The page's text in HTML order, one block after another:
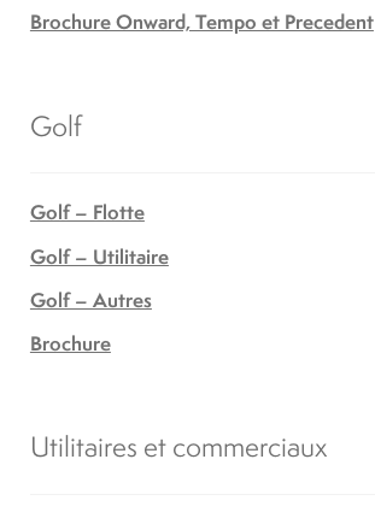
Brochure Onward, Tempo et Precedent
Golf
Golf – Flotte
Golf – Utilitaire
Golf – Autres
Brochure
Utilitaires et commerciaux